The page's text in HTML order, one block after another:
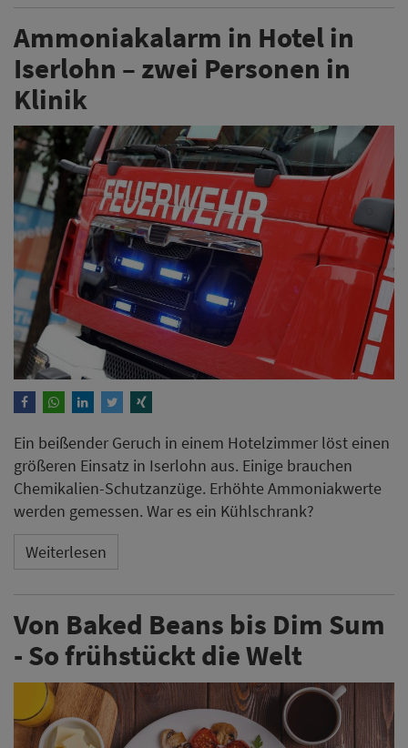
Ammoniakalarm in Hotel in
Iserlohn – zwei Personen in
Klinik
Ein beißender Geruch in einem Hotelzimmer löst einen
größeren Einsatz in Iserlohn aus. Einige brauchen
Chemikalien-Schutzanzüge. Erhöhte Ammoniakwerte
werden gemessen. War es ein Kühlschrank?
Weiterlesen
Von Baked Beans bis Dim Sum
- So frühstückt die Welt